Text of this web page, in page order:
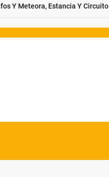
Y Meteora, Estancia Y Circuito